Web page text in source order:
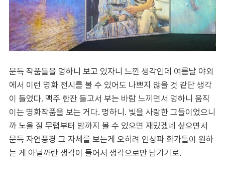
문득 작품들을 멍하니 보고 있자니 느낀 생각인데 여름날 야외
에서 이런 명화 전시를 볼 수 있어도 나쁘지 않을 것 같단 생각
이 들었다. 맥주 한잔 들고서 부는 바람 느끼면서 멍하니 움직
이는 명화작품을 보는 거다. 멍하니. 빛을 사랑한 그들이었으니
까 노을 질 무렵부터 밤까지 볼 수 있으면 재밌겠네 싶으면서
문득 자연풍경 그 자체를 보는게 오히려 인상파 화가들이 원하
는 게 아닐까란 생각이 들어서 생각으로만 남기기로.